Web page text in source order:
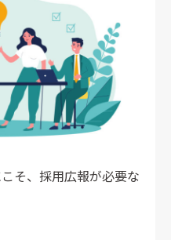
そ、採用広報が必要な